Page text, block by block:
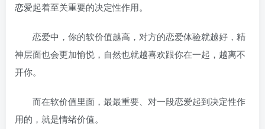
恋爱起着至关重要的决定性作用。
恋爱中，你的软价值越高，对方的恋爱体验就越好，精
神层面也会更加愉悦，自然也就越喜欢跟你在一起，越离不
开你。
而在软价值里面，最最重要、对一段恋爱起到决定性作
用的，就是情绪价值。